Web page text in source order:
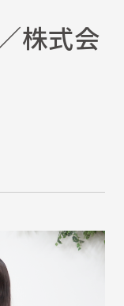
株式会